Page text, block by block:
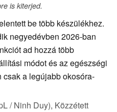
is kiterjed.
be több készülékhez.
negyedévben 2026-ban
ad hozzá több
módot és az egészségi
a legújabb okosóra-
/ Ninh Duy), Közzétett